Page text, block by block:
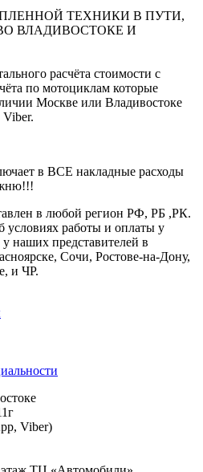
ТЕХНИКИ В ПУТИ,
ВЛАДИВОСТОКЕ И
расчёта стоимости с
по мотоциклам которые
Москве или Владивостоке
Viber.
в ВСЕ накладные расходы
в любой регион РФ, РБ ,РК.
условиях работы и оплаты у
наших представителей в
Сочи, Ростове-на-Дону,
и ЧР.
Viber)